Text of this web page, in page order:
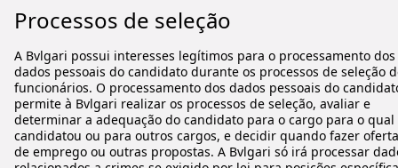
Processos de seleção
A Bvlgari possui interesses legítimos para o processamento dos
dados pessoais do candidato durante os processos de seleção
funcionários. O processamento dos dados pessoais do
permite à Bvlgari realizar os processos de seleção, avaliar e
determinar a adequação do candidato para o cargo para o qual
candidatou ou para outros cargos, e decidir quando fazer
de emprego ou outras propostas. A Bvlgari só irá processar